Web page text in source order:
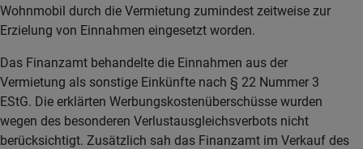
Wohnmobil durch die Vermietung zumindest zeitweise zur
Erzielung von Einnahmen eingesetzt worden.
Das Finanzamt behandelte die Einnahmen aus der
Vermietung als sonstige Einkünfte nach § 22 Nummer 3
EStG. Die erklärten Werbungskostenüberschüsse wurden
wegen des besonderen Verlustausgleichsverbots nicht
berücksichtigt. Zusätzlich sah das Finanzamt im Verkauf des